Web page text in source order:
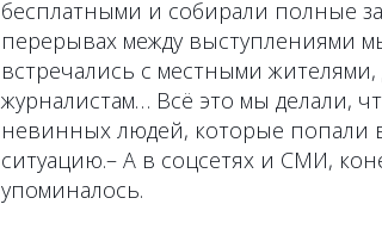
бесплатными и собирали полные
перерывах между выступлениями
встречались с местными
журналистам… Всё это мы делали,
невинных людей, которые
ситуацию.– А в соцсетях и СМИ,
упоминалось.